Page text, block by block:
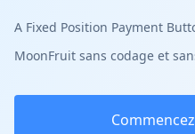
A Fixed Position Payment
MoonFruit sans codage et